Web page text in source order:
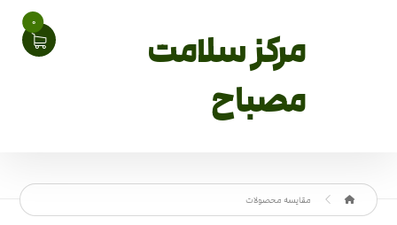
مرکز سلامت
مصباح
0
مقایسه محصولات